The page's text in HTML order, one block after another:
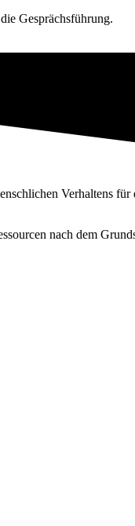
Gesprächsführung.
Verhaltens
nach dem